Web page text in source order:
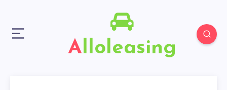
Alloleasing